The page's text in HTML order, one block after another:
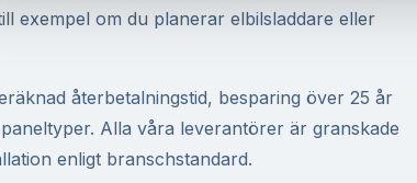
exempel om du planerar elbilsladdare eller
återbetalningstid, besparing över 25 år
Alla våra leverantörer är granskade
enligt branschstandard.